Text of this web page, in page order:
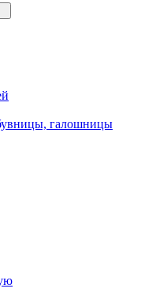
галошницы